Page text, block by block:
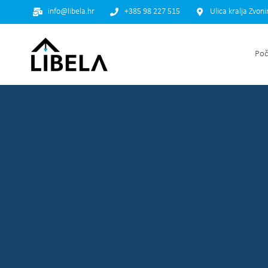
info@libela.hr +385 98 227 515 Ulica kralja